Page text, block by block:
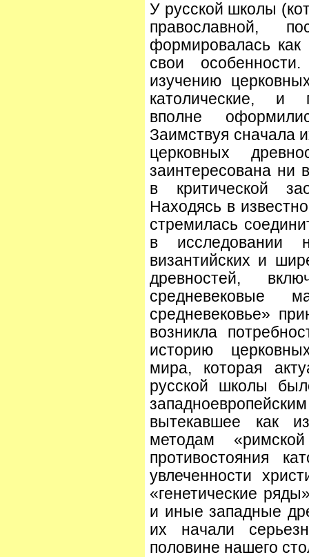
У русской школы
православной,
формировалась как
свои
изучению
католические, и
вполне
Заимствуя сначала
церковных
заинтересована ни
в критической
Находясь в
стремилась
в исследовании
византийских и
древностей,
средневековые
средневековье»
возникла
историю
мира, которая
русской школы
вытекавшее как
методам
противостояния
увлеченности
«генетические
и иные западные
их начали
половине нашего